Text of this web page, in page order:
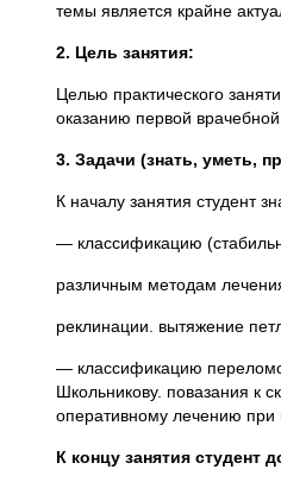
темы является крайне
2. Цель занятия:
Целью практического
оказанию первой
3. Задачи (знать, уметь,
К началу занятия студент
— классификацию
различным методам
реклинации. вытяжение
— классификацию
Школьникову. повазания к
оперативному лечению при
К концу занятия студент